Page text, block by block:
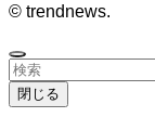
© trendnews.
閉じる